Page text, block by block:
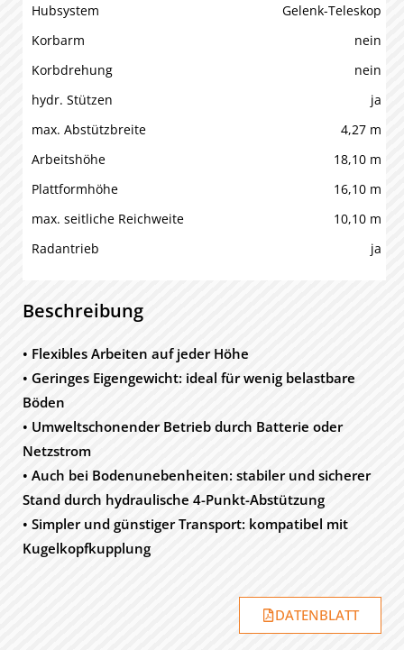
Hubsystem
Gelenk-Teleskop
Korbarm
nein
Korbdrehung
nein
hydr. Stützen
ja
max. Abstützbreite
4,27 m
Arbeitshöhe
18,10 m
Plattformhöhe
16,10 m
max. seitliche Reichweite
10,10 m
Radantrieb
ja
Beschreibung
• Flexibles Arbeiten auf jeder Höhe
• Geringes Eigengewicht: ideal für wenig belastbare
Böden
• Umweltschonender Betrieb durch Batterie oder
Netzstrom
• Auch bei Bodenunebenheiten: stabiler und sicherer
Stand durch hydraulische 4-Punkt-Abstützung
• Simpler und günstiger Transport: kompatibel mit
Kugelkopfkupplung
DATENBLATT